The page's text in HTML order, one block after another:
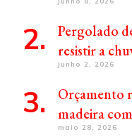
Pergolado
resistir a
junho 2, 2026
Orçamento
madeira
maio 28, 2026